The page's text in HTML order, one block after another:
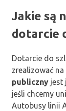
Jakie są
dotarcie
Dotarcie do
zrealizować
publiczny jest
jeśli chcemy
Autobusy linii